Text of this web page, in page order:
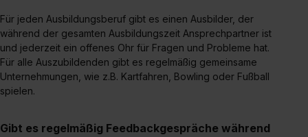
Für jeden Ausbildungsberuf gibt es einen Ausbilder, der
während der gesamten Ausbildungszeit Ansprechpartner ist
und jederzeit ein offenes Ohr für Fragen und Probleme hat.
Für alle Auszubildenden gibt es regelmäßig gemeinsame
Unternehmungen, wie z.B. Kartfahren, Bowling oder Fußball
spielen.
Gibt es regelmäßig Feedbackgespräche während